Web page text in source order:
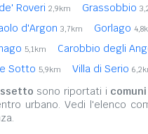
Roveri 2,9km Grassobbio
d'Argon 3,7km Gorlago
5,1km Carobbio degli
Sotto 5,9km Villa di Serio
sono riportati i
urbano. Vedi l'elenco